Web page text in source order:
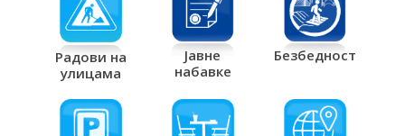
Радови на
улицама
Јавне
набавке
Безбедност